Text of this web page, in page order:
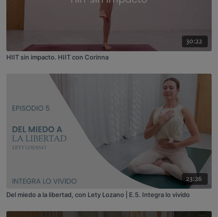
30:22
HIIT sin impacto. HIIT con Corinna
23:26
Del miedo a la libertad, con Lety Lozano | E.5. Integra lo vivido